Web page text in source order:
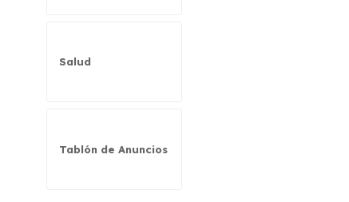
Salud
Tablón de Anuncios